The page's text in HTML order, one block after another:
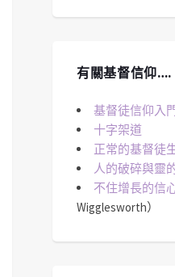
有關基督信仰….
基督徒信仰入
十字架道
正常的基督徒
人的破碎與靈
不住增長的信
Wigglesworth）